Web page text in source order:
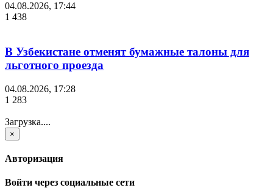
04.08.2026, 17:44
1 438
В Узбекистане отменят бумажные талоны для
льготного проезда
04.08.2026, 17:28
1 283
Загрузка....
×
Авторизация
Войти через социальные сети